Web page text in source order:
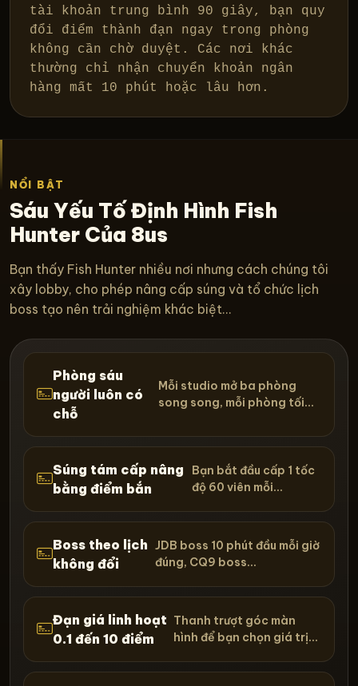
tài khoản trung bình 90 giây, bạn quy
đổi điểm thành đạn ngay trong phòng
không cần chờ duyệt. Các nơi khác
thường chỉ nhận chuyển khoản ngân
hàng mất 10 phút hoặc lâu hơn.
NỔI BẬT
Sáu Yếu Tố Định Hình Fish
Hunter Của 8us
Bạn thấy Fish Hunter nhiều nơi nhưng cách chúng tôi
xây lobby, cho phép nâng cấp súng và tổ chức lịch
boss tạo nên trải nghiệm khác biệt...
Phòng sáu
người luôn có
chỗ
Mỗi studio mở ba phòng
song song, mỗi phòng tối...
Súng tám cấp nâng
bằng điểm bắn
Bạn bắt đầu cấp 1 tốc
độ 60 viên mỗi...
Boss theo lịch
không đổi
JDB boss 10 phút đầu mỗi giờ
đúng, CQ9 boss...
Đạn giá linh hoạt
0.1 đến 10 điểm
Thanh trượt góc màn
hình để bạn chọn giá trị...